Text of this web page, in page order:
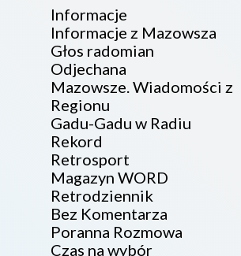
Informacje
Informacje z Mazowsza
Głos radomian
Odjechana
Mazowsze. Wiadomości z
Regionu
Gadu-Gadu w Radiu
Rekord
Retrosport
Magazyn WORD
Retrodziennik
Bez Komentarza
Poranna Rozmowa
Czas na wybór